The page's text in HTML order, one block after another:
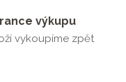
výkupu
vykoupíme zpět